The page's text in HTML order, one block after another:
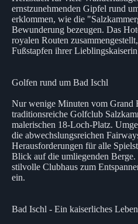
ernstzunehmenden Gipfel rund
erklommen, wie die
Bewunderung bezeugen. Das
royalen Routen
Fußstapfen ihrer
Golfen rund um Bad Ischl
Nur wenige Minuten vom Grand
traditionsreiche Golfclub
malerischen 18-Loch-Platz.
die abwechslungsreichen
Herausforderungen für alle
Blick auf die umliegenden Berge.
stilvolle Clubhaus zum
ein.
Bad Ischl - Ein kaiserliches